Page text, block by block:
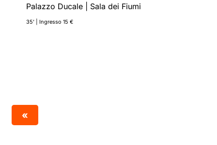
Palazzo Ducale | Sala dei Fiumi
35' | Ingresso 15 €
«